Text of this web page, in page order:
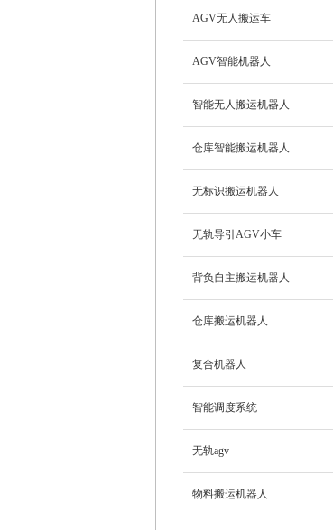
AGV无人搬运车
AGV智能机器人
智能无人搬运机器人
仓库智能搬运机器人
无标识搬运机器人
无轨导引AGV小车
背负自主搬运机器人
仓库搬运机器人
复合机器人
智能调度系统
无轨agv
物料搬运机器人